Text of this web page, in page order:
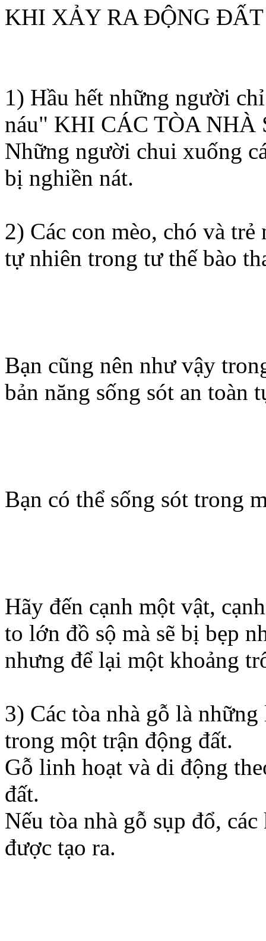
KHI XẢY RA ĐỘNG ĐẤT
1) Hầu hết những người
náu" KHI CÁC TÒA NHÀ
Những người chui xuống
bị nghiền nát.
2) Các con mèo, chó và
tự nhiên trong tư thế bào
Bạn cũng nên như vậy
bản năng sống sót an toàn
Bạn có thể sống sót trong
Hãy đến cạnh một vật,
to lớn đồ sộ mà sẽ bị bẹp
nhưng để lại một khoảng
3) Các tòa nhà gỗ là
trong một trận động đất.
Gỗ linh hoạt và di động
đất.
Nếu tòa nhà gỗ sụp đổ,
được tạo ra.